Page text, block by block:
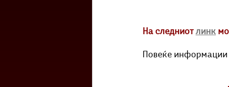
На следниот линк
Повеќе информации